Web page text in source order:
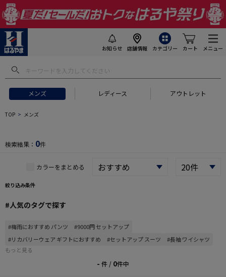
お知らせ 店舗情報 カテゴリー カート メニュー
メンズ レディース アウトレット
フトにおすすめ #セットアップ スーツ
TOP メンズ
検索結果： 0件
カラーをまとめる
絞り込み条件
#人気のタグで探す
#梅雨におすすめ パンツ
#9000円 セットアップ
#リカバリーウェア ギフトにおすすめ
#セットアップ スーツ
#長袖 ワイシャツ
もっと見る
- 件 / 0件中